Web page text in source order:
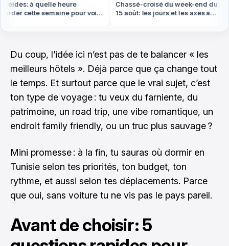
à quelle heure
cette semaine pour voir
Chassé-croisé du week-end du
15 août: les jours et les axes à
Du coup, l’idée ici n’est pas de te balancer « les
meilleurs hôtels ». Déjà parce que ça change tout
le temps. Et surtout parce que le vrai sujet, c’est
ton type de voyage : tu veux du farniente, du
patrimoine, un road trip, une vibe romantique, un
endroit family friendly, ou un truc plus sauvage ?
Mini promesse : à la fin, tu sauras où dormir en
Tunisie selon tes priorités, ton budget, ton
rythme, et aussi selon tes déplacements. Parce
que oui, sans voiture tu ne vis pas le pays pareil.
Avant de choisir : 5